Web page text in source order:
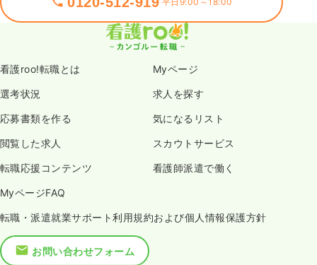
看護roo!転職とは Myページ
選考状況 求人を探す
応募書類を作る 気になるリスト
閲覧した求人 スカウトサービス
転職応援コンテンツ 看護師派遣で働く
MyページFAQ
転職・派遣就業サポート利用規約および個人情報保護方針
お問い合わせフォーム